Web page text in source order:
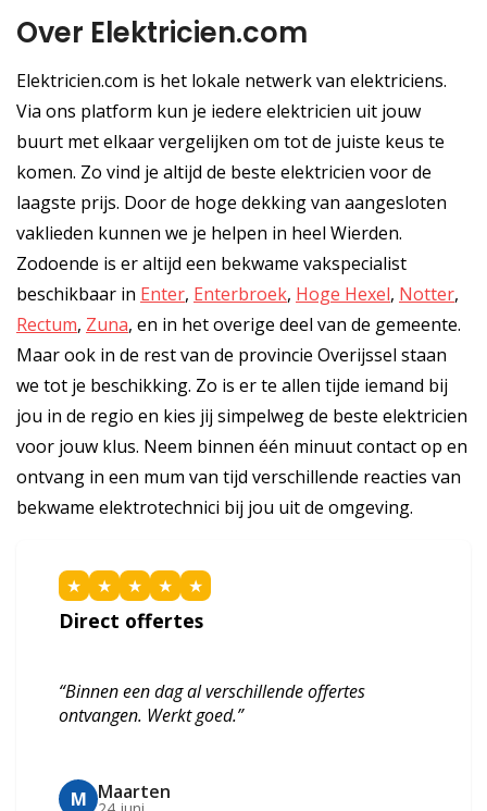
Over Elektricien.com
Elektricien.com is het lokale netwerk van elektriciens.
Via ons platform kun je iedere elektricien uit jouw
buurt met elkaar vergelijken om tot de juiste keus te
komen. Zo vind je altijd de beste elektricien voor de
laagste prijs. Door de hoge dekking van aangesloten
vaklieden kunnen we je helpen in heel Wierden.
Zodoende is er altijd een bekwame vakspecialist
beschikbaar in Enter, Enterbroek, Hoge Hexel, Notter,
Rectum, Zuna, en in het overige deel van de gemeente.
Maar ook in de rest van de provincie Overijssel staan
we tot je beschikking. Zo is er te allen tijde iemand bij
jou in de regio en kies jij simpelweg de beste elektricien
voor jouw klus. Neem binnen één minuut contact op en
ontvang in een mum van tijd verschillende reacties van
bekwame elektrotechnici bij jou uit de omgeving.
★ ★ ★ ★ ★
Direct offertes
“Binnen een dag al verschillende offertes
ontvangen. Werkt goed.”
M Maarten